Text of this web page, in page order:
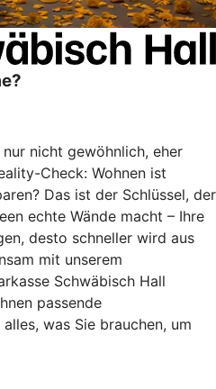
nicht gewöhnlich, eher
Check: Wohnen ist
Das ist der Schlüssel, der
echte Wände macht – Ihre
desto schneller wird aus
mit unserem
Schwäbisch Hall
passende
was Sie brauchen, um